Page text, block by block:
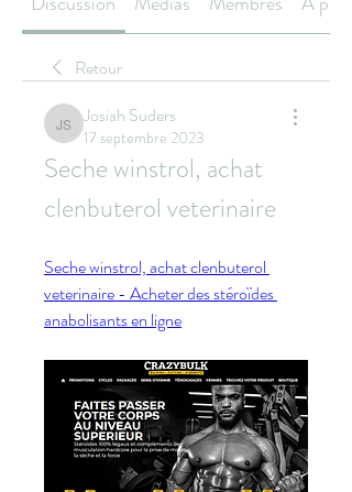
Retour
Josiah Suders
Josiah Suders
17 septembre 2023
Seche winstrol, achat
clenbuterol veterinaire
Seche winstrol, achat clenbuterol
veterinaire - Acheter des stéroïdes
anabolisants en ligne